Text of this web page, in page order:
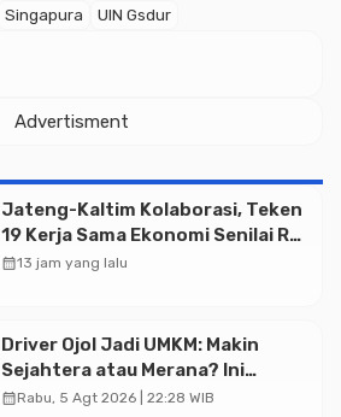
Advertisment
Singapura UIN Gsdur
Advertisment
Jateng-Kaltim Kolaborasi, Teken
19 Kerja Sama Ekonomi Senilai Rp
20,2 Triliun
calendar_month13 jam yang lalu
Driver Ojol Jadi UMKM: Makin
Sejahtera atau Merana? Ini
Temuan Diskusi Paramadina
calendar_monthRabu, 5 Agt 2026 | 22:28 WIB